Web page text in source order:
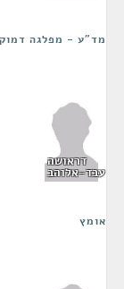
מד"ע - מפלגה
דראושה
עבד-אלוהב
אומץ